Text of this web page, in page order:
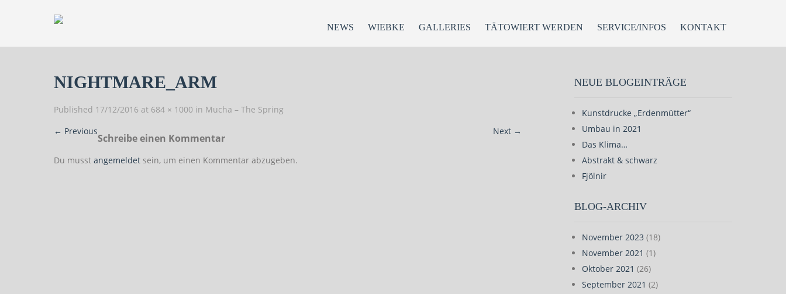
NEWS WIEBKE GALLERIES TÄTOWIERT WERDEN SERVICE/INFOS KONTAKT
NIGHTMARE_ARM
Published 17/12/2016 at 684 × 1000 in Mucha – The Spring
← Previous Next →
Schreibe einen Kommentar
Du musst angemeldet sein, um einen Kommentar abzugeben.
NEUE BLOGEINTRÄGE
Kunstdrucke „Erdenmütter“
Umbau in 2021
Das Klima…
Abstrakt & schwarz
Fjölnir
BLOG-ARCHIV
November 2023 (18)
November 2021 (1)
Oktober 2021 (26)
September 2021 (2)